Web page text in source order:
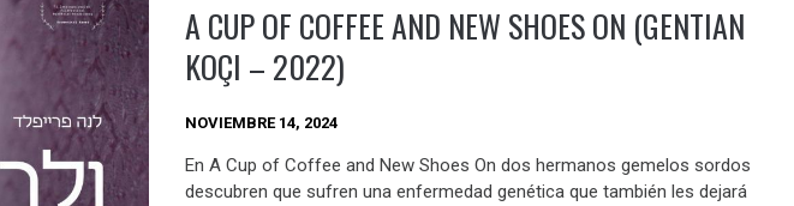
A CUP OF COFFEE AND NEW SHOES ON (GENTIAN
KOÇI – 2022)
NOVIEMBRE 14, 2024
En A Cup of Coffee and New Shoes On dos hermanos gemelos sordos
descubren que sufren una enfermedad genética que también les dejará